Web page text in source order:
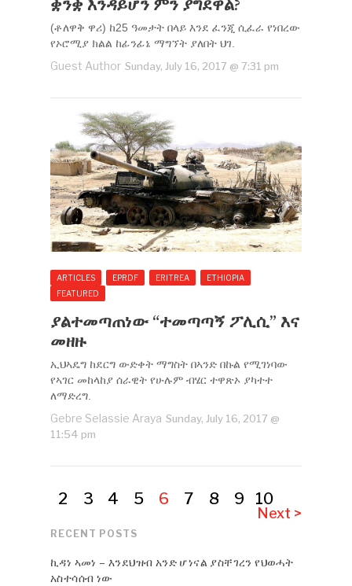
ቋንቋ እንዳይሆን ምን ያግደዋል?
(ቶለዋቅ ዋሪ) ከ25 ዓመታት በላይ እንደ ፈንጂ ሲፈራ የነበረው
የኦሮሚያ ክልል ከፊንፊኔ ማግኘት ያለበት ህገ.
Guest Author Sunday, July 16, 2017 @ 7:31 pm
ARTICLES EPRDF ERITREA
ETHIOPIA
FEATURED
ያልተመጣጠነው “ተመጣጣኝ ፖሊሲ” እና
መዘዙ
ኢህኣዴግ ከደርግ ውድቀት ማግስት በኣንድ በኩል የሚገነባው
የኣገር መከላከያ ሰራዊት የሁሉም ብሄር ተዋጽኦ ያካተተ
ለማድረግ.
Gebre Selassie Araya Sunday, July 16, 2017 @
11:54 pm
2 3 4 5 6 7 8 9 10
Next >
RECENT POSTS
ኪዳነ ኣመነ – እንደህዝብ አንድ ሆነናል ያስቸገረን የህወሓት
አስተሳሰብ ነው